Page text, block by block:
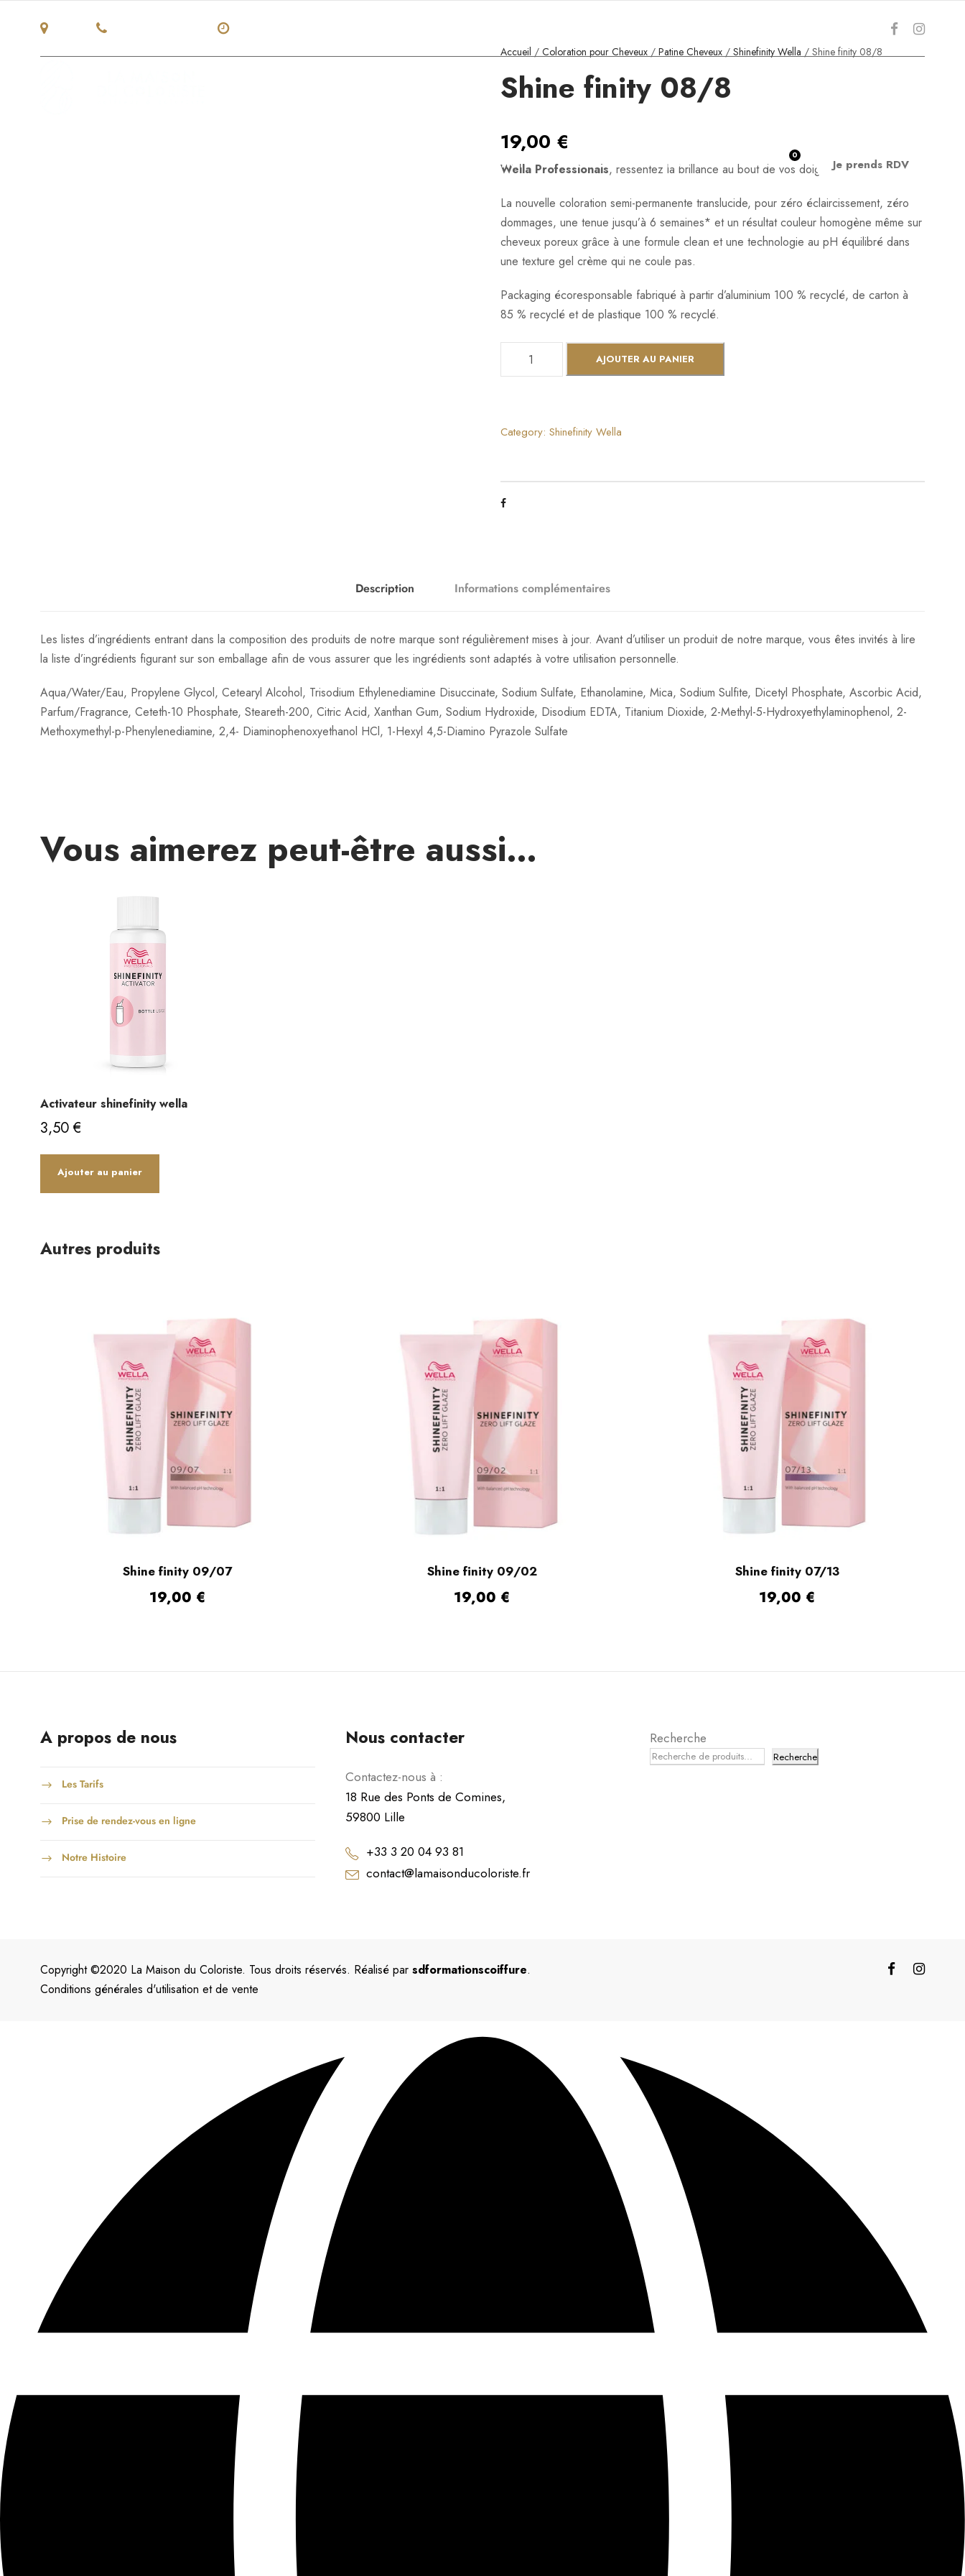
NOS COLORATIONS BOUTIQUE TARIFS BLOG 0
Je prends RDV
Accueil / Coloration pour Cheveux/ Patine Cheveux/ Shinefinity Wella / Shine finity 08/8
Shine finity 08/8
19,00 €
Wella Professionals, ressentez la brillance au bout de vos doigts.
La nouvelle coloration semi-permanente translucide, pour zéro éclaircissement, zéro
dommages, une tenue jusqu’à 6 semaines* et un résultat couleur homogène même sur
cheveux poreux grâce à une formule clean et une technologie au pH équilibré dans
une texture gel crème qui ne coule pas.
Packaging écoresponsable fabriqué à partir d’aluminium 100 % recyclé, de carton à
85 % recyclé et de plastique 100 % recyclé.
t
é
d
i
f
i
t
y
AJOUTER AU PANIER
Category: Shinefinity Wella
Description Informations complémentaires
Les listes d’ingrédients entrant dans la composition des produits de notre marque sont régulièrement mises à jour. Avant d’utiliser un produit de notre marque, vous êtes invités à lire
la liste d’ingrédients figurant sur son emballage afin de vous assurer que les ingrédients sont adaptés à votre utilisation personnelle.
Aqua/Water/Eau, Propylene Glycol, Cetearyl Alcohol, Trisodium Ethylenediamine Disuccinate, Sodium Sulfate, Ethanolamine, Mica, Sodium Sulfite, Dicetyl Phosphate, Ascorbic Acid,
Parfum/Fragrance, Ceteth-10 Phosphate, Steareth-200, Citric Acid, Xanthan Gum, Sodium Hydroxide, Disodium EDTA, Titanium Dioxide, 2-Methyl-5-Hydroxyethylaminophenol, 2-
Methoxymethyl-p-Phenylenediamine, 2,4- Diaminophenoxyethanol HCl, 1-Hexyl 4,5-Diamino Pyrazole Sulfate
Vous aimerez peut-être aussi…
Activateur shinefinity wella
3,50€
Ajouter au panier
Autres produits
Shine finity 09/07
19,00 €
Shine finity 09/02
19,00 €
Shine finity 07/13
19,00 €
A propos de nous
Les Tarifs
Prise de rendez-vous en ligne
Notre Histoire
Nous contacter
Contactez-nous à :
18 Rue des Ponts de Comines,
59800 Lille
+33 3 20 04 93 81
contact@lamaisonducoloriste.fr
Recherche
Recherche
Copyright ©2020 La Maison du Coloriste. Tous droits réservés. Réalisé par sdformationscoiffure.
Conditions générales d'utilisation et de vente